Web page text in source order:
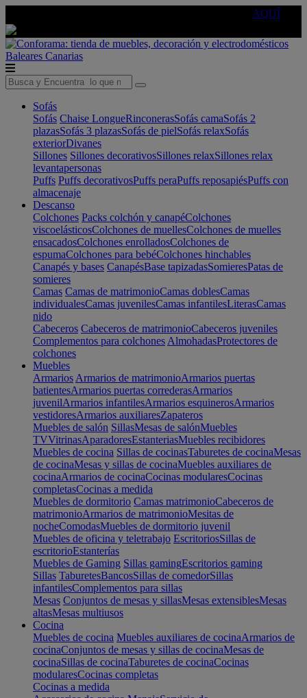
AQUÍ
Baleares Canarias
Sofás
Sofás Chaise LongueRinconerasSofás camaSofás 2
plazasSofás 3 plazasSofás de pielSofás relaxSofás
exteriorDivanes
Sillones Sillones decorativosSillones relaxSillones relax
levantapersonas
Puffs Puffs decorativosPuffs peraPuffs reposapiésPuffs con
almacenaje
Descanso
Colchones Packs colchón y canapéColchones
viscoelásticosColchones de muellesColchones de muelles
ensacadosColchones enrolladosColchones de
espumaColchones para bebéColchones hinchables
Canapés y bases CanapésBase tapizadasSomieresPatas de
somieres
Camas Camas de matrimonioCamas doblesCamas
individualesCamas juvenilesCamas infantilesLiterasCamas
nido
Cabeceros Cabeceros de matrimonioCabeceros juveniles
Complementos para colchones AlmohadasProtectores de
colchones
Muebles
Armarios Armarios de matrimonioArmarios puertas
batientesArmarios puertas correderasArmarios
juvenilArmarios infantilesArmarios esquinerosArmarios
vestidoresArmarios auxiliaresZapateros
Muebles de salón SillasMesas de salónMuebles
TVVitrinasAparadoresEstanteriasMuebles recibidores
Muebles de cocina Sillas de cocinasTaburetes de cocinaMesas
de cocinaMesas y sillas de cocinaMuebles auxiliares de
cocinaArmarios de cocinaCocinas modularesCocinas
completasCocinas a medida
Muebles de dormitorio Camas matrimonioCabeceros de
matrimonioArmarios de matrimonioMesitas de
nocheComodasMuebles de dormitorio juvenil
Muebles de oficina y teletrabajo EscritoriosSillas de
escritorioEstanterías
Muebles de Gaming Sillas gamingEscritorios gaming
Sillas TaburetesBancosSillas de comedorSillas
infantilesComplementos para sillas
Mesas Conjuntos de mesas y sillasMesas extensiblesMesas
altasMesas multiusos
Cocina
Muebles de cocina Muebles auxiliares de cocinaArmarios de
cocinaConjuntos de mesas y sillas de cocinaMesas de
cocinaSillas de cocinaTaburetes de cocinaCocinas
modularesCocinas completas
Cocinas a medida